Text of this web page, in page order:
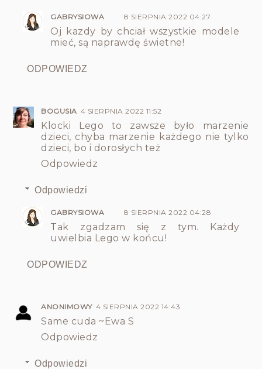
GABRYSIOWA 8 SIERPNIA 2022 04:27
Oj kazdy by chciał wszystkie modele
mieć, są naprawdę świetne!
ODPOWIEDZ
BOGUSIA 4 SIERPNIA 2022 11:52
Klocki Lego to zawsze było marzenie
dzieci, chyba marzenie każdego nie tylko
dzieci, bo i dorosłych też
Odpowiedz
Odpowiedzi
GABRYSIOWA 8 SIERPNIA 2022 04:28
Tak zgadzam się z tym. Każdy
uwielbia Lego w końcu!
ODPOWIEDZ
ANONIMOWY 4 SIERPNIA 2022 14:43
Same cuda ~Ewa S
Odpowiedz
Odpowiedzi